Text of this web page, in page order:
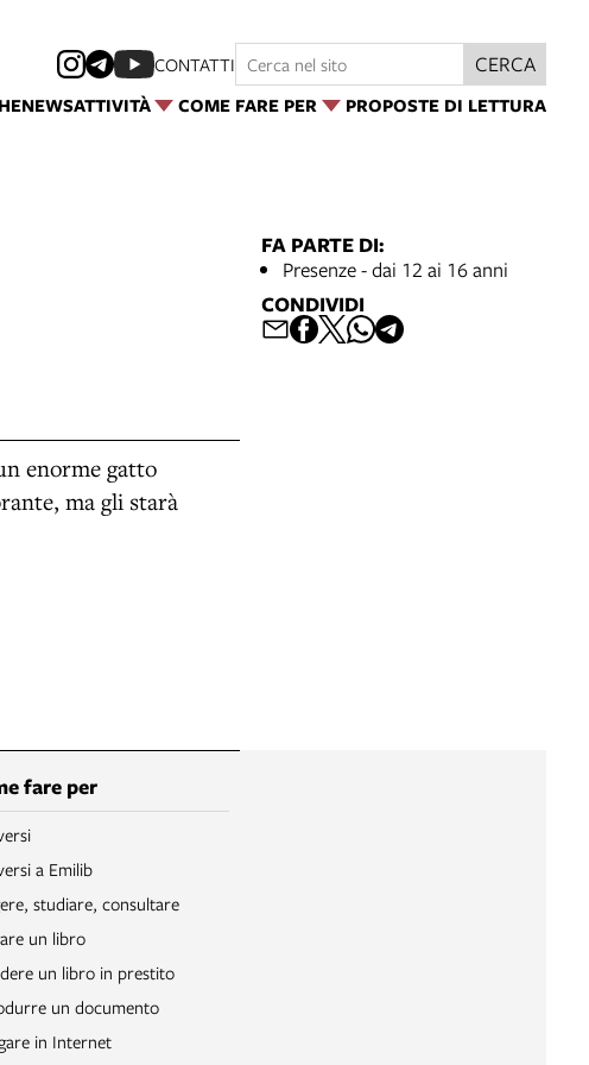
NEWSATTIVITÀ COME FARE PER PROPOSTE DI LETTURA
CONTATTI CERCA
enorme gatto
ma gli starà
FA PARTE DI:
Presenze - dai 12 ai 16 anni
CONDIVIDI
fare per
a Emilib
studiare, consultare
un libro
un libro in prestito
un documento
in Internet